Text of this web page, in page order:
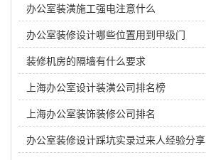
办公室装潢施工强电注意什么
办公室装修设计哪些位置用到甲级门
装修机房的隔墙有什么要求
上海办公室设计装潢公司排名榜
上海办公室装饰装修公司排名
办公室装修设计踩坑实录过来人经验分享